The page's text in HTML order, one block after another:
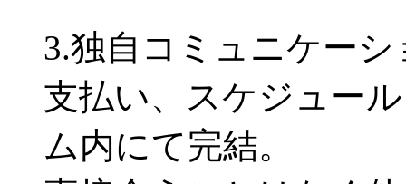
3.独自コミュニケー
支払い、スケジュー
ム内にて完結。